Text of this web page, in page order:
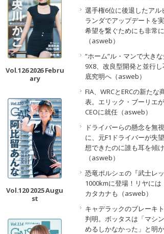
Vol.126 2026 Febru
ary
Vol.120 2025 Augu
st
選手権6位に後退したアル
ランダでアップデートを
希望を繋ぐためにも非常に
（asweb）
“ホーム”ル・マンで大き
9X8、改良型開発と並行
底究明へ（asweb）
FIA、WRCとERCの新たな
表。エリック・ブーリエ
CEOに就任（asweb）
ドライバーらの懸念を無
に、元F1ドライバーが失
想できたのに誰も耳を傾
（asweb）
恐竜ポルシェの『武士レ
1000kmに登場！リヤには
カタカナも（asweb）
キャデラックのブレーキ
判明。ボッタスは「マシ
めるしかなかった」と明